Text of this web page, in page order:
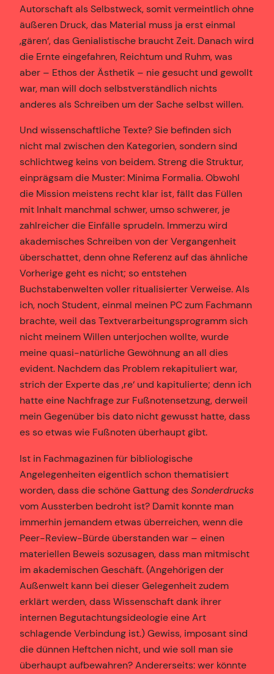
Autorschaft als Selbstweck, somit vermeintlich ohne
äußeren Druck, das Material muss ja erst einmal
‚gären‘, das Genialistische braucht Zeit. Danach wird
die Ernte eingefahren, Reichtum und Ruhm, was
aber – Ethos der Ästhetik – nie gesucht und gewollt
war, man will doch selbstverständlich nichts
anderes als Schreiben um der Sache selbst willen.
Und wissenschaftliche Texte? Sie befinden sich
nicht mal zwischen den Kategorien, sondern sind
schlichtweg keins von beidem. Streng die Struktur,
einprägsam die Muster: Minima Formalia. Obwohl
die Mission meistens recht klar ist, fällt das Füllen
mit Inhalt manchmal schwer, umso schwerer, je
zahlreicher die Einfälle sprudeln. Immerzu wird
akademisches Schreiben von der Vergangenheit
überschattet, denn ohne Referenz auf das ähnliche
Vorherige geht es nicht; so entstehen
Buchstabenwelten voller ritualisierter Verweise. Als
ich, noch Student, einmal meinen PC zum Fachmann
brachte, weil das Textverarbeitungsprogramm sich
nicht meinem Willen unterjochen wollte, wurde
meine quasi-natürliche Gewöhnung an all dies
evident. Nachdem das Problem rekapituliert war,
strich der Experte das ‚re‘ und kapitulierte; denn ich
hatte eine Nachfrage zur Fußnotensetzung, derweil
mein Gegenüber bis dato nicht gewusst hatte, dass
es so etwas wie Fußnoten überhaupt gibt.
Ist in Fachmagazinen für bibliologische
Angelegenheiten eigentlich schon thematisiert
worden, dass die schöne Gattung desSonderdrucks
vom Aussterben bedroht ist? Damit konnte man
immerhin jemandem etwas überreichen, wenn die
Peer-Review-Bürde überstanden war – einen
materiellen Beweis sozusagen, dass man mitmischt
im akademischen Geschäft. (Angehörigen der
Außenwelt kann bei dieser Gelegenheit zudem
erklärt werden, dass Wissenschaft dank ihrer
internen Begutachtungsideologie eine Art
schlagende Verbindung ist.) Gewiss, imposant sind
die dünnen Heftchen nicht, und wie soll man sie
überhaupt aufbewahren? Andererseits: wer könnte